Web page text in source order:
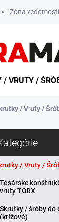
Zóna vedomostí
/ VRUTY /
/ Vruty /
/ Vruty /
Tesárske
vruty TORX
Skrutky / šróby do
(krížové)